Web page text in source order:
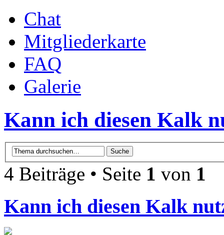
Chat
Mitgliederkarte
FAQ
Galerie
Kann ich diesen Kalk
4 Beiträge • Seite 1 von 1
Kann ich diesen Kalk